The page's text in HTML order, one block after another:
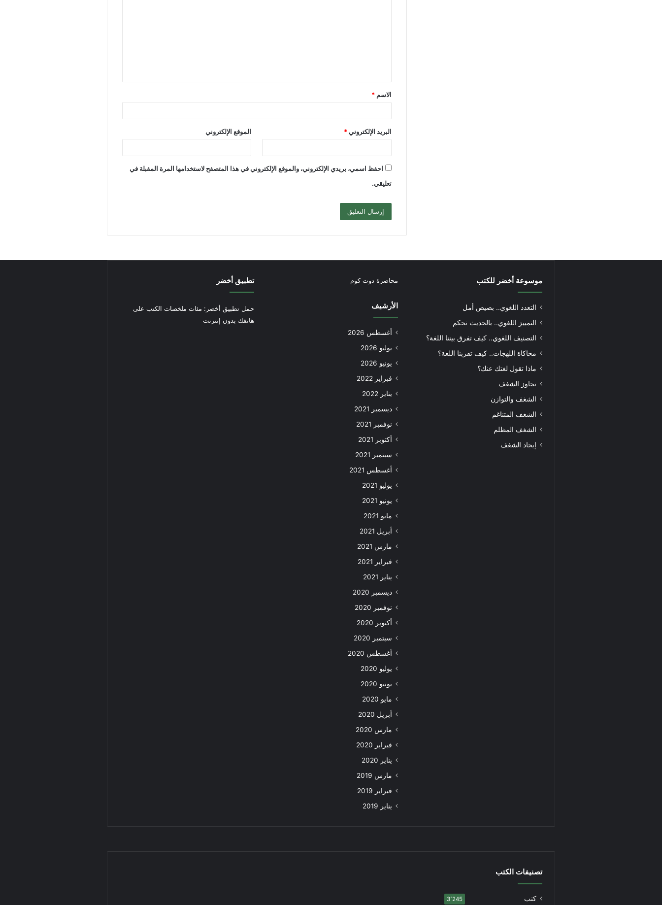
ق
*
الاسم*
البريد الإلكتروني* الموقع الإلكتروني
احفظ اسمي، بريدي الإلكتروني، والموقع الإلكتروني في هذا المتصفح لاستخدامها المرة المقبلة في
تعليقي.
موسوعة أخضر للكتب
التعدد اللغوي.. بصيص أمل
التمييز اللغوي.. بالحديث نحكم
التصنيف اللغوي.. كيف تفرق بيننا اللغة؟
محاكاة اللهجات.. كيف تقربنا اللغة؟
ماذا تقول لغتك عنك؟
تجاوز الشغف
الشغف والتوازن
الشغف المتناغم
الشغف المظلم
إيجاد الشغف
محاضرة دوت كوم
الأرشيف
أغسطس 2026
يوليو 2026
يونيو 2026
فبراير 2022
يناير 2022
ديسمبر 2021
نوفمبر 2021
أكتوبر 2021
سبتمبر 2021
أغسطس 2021
يوليو 2021
يونيو 2021
مايو 2021
أبريل 2021
مارس 2021
فبراير 2021
يناير 2021
ديسمبر 2020
نوفمبر 2020
أكتوبر 2020
سبتمبر 2020
أغسطس 2020
يوليو 2020
يونيو 2020
مايو 2020
أبريل 2020
مارس 2020
فبراير 2020
يناير 2020
مارس 2019
فبراير 2019
يناير 2019
تطبيق أخضر
حمل تطبيق أخضر: مئات ملخصات الكتب على
هاتفك بدون إنترنت
تصنيفات الكتب
كتب 3٬245